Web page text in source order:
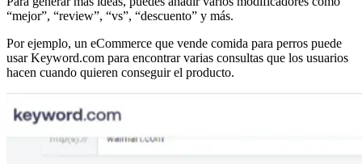
“mejor”, “review”, “vs”, “descuento” y más.
Por ejemplo, un eCommerce que vende comida para perros puede
usar Keyword.com para encontrar varias consultas que los usuarios
hacen cuando quieren conseguir el producto.